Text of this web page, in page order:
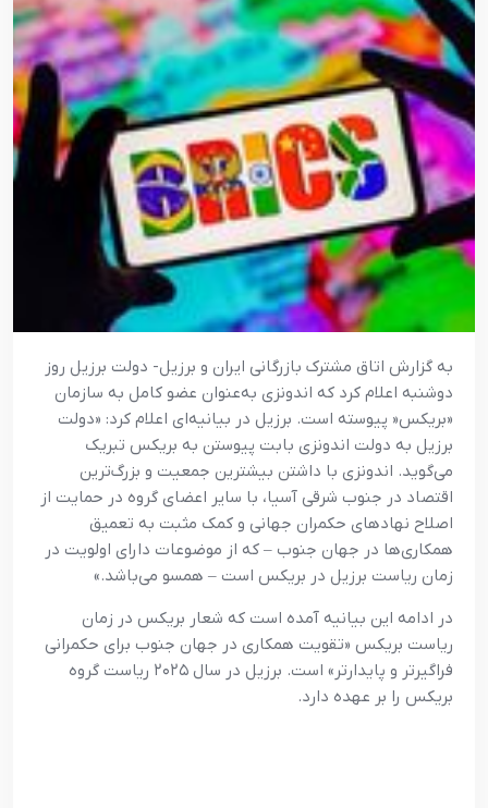
به گزارش اتاق مشترک بازرگانی ایران و برزیل- دولت برزیل روز
دوشنبه اعلام کرد که اندونزی به‌عنوان عضو کامل به سازمان
«بریکس« پیوسته است. برزیل در بیانیه‌ای اعلام کرد: «دولت
برزیل به دولت اندونزی بابت پیوستن به بریکس تبریک
می‌گوید. اندونزی با داشتن بیشترین جمعیت و بزرگ‌ترین
اقتصاد در جنوب شرقی آسیا، با سایر اعضای گروه در حمایت از
اصلاح نهادهای حکمران جهانی و کمک مثبت به تعمیق
همکاری‌ها در جهان جنوب – که از موضوعات دارای اولویت در
زمان ریاست برزیل در بریکس است – همسو می‌باشد.»
در ادامه این بیانیه آمده است که شعار بریکس در زمان
ریاست بریکس «تقویت همکاری در جهان جنوب برای حکمرانی
فراگیرتر و پایدارتر» است. برزیل در سال ۲۰۲۵ ریاست گروه
بریکس را بر عهده دارد.